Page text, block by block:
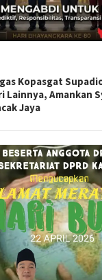
Kopasgat
Lainnya, Amankan
Jaya